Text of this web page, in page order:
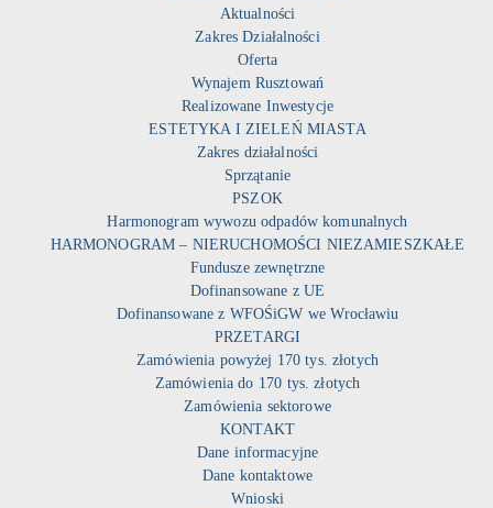
Aktualności
Zakres Działalności
Oferta
Wynajem Rusztowań
Realizowane Inwestycje
ESTETYKA I ZIELEŃ MIASTA
Zakres działalności
Sprzątanie
PSZOK
Harmonogram wywozu odpadów komunalnych
HARMONOGRAM – NIERUCHOMOŚCI NIEZAMIESZKAŁE
Fundusze zewnętrzne
Dofinansowane z UE
Dofinansowane z WFOŚiGW we Wrocławiu
PRZETARGI
Zamówienia powyżej 170 tys. złotych
Zamówienia do 170 tys. złotych
Zamówienia sektorowe
KONTAKT
Dane informacyjne
Dane kontaktowe
Wnioski